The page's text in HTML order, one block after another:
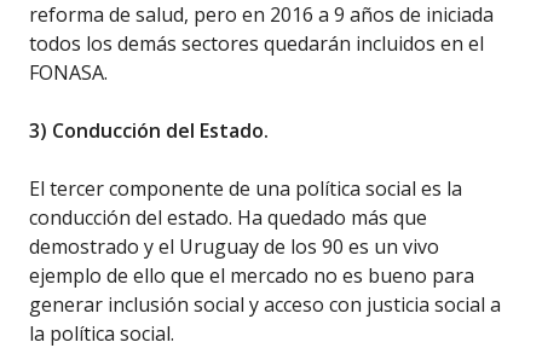
reforma de salud, pero en 2016 a 9 años de iniciada
todos los demás sectores quedarán incluidos en el
FONASA.
3) Conducción del Estado.
El tercer componente de una política social es la
conducción del estado. Ha quedado más que
demostrado y el Uruguay de los 90 es un vivo
ejemplo de ello que el mercado no es bueno para
generar inclusión social y acceso con justicia social a
la política social.